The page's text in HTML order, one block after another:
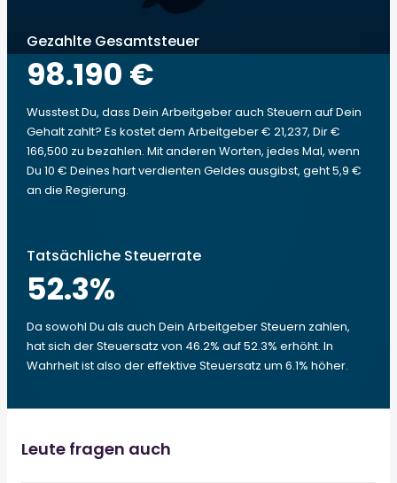
Gezahlte Gesamtsteuer
98.190 €
Wusstest Du, dass Dein Arbeitgeber auch Steuern auf Dein
Gehalt zahlt? Es kostet dem Arbeitgeber € 21,237, Dir €
166,500 zu bezahlen. Mit anderen Worten, jedes Mal, wenn
Du 10 € Deines hart verdienten Geldes ausgibst, geht 5,9 €
an die Regierung.
Tatsächliche Steuerrate
52.3%
Da sowohl Du als auch Dein Arbeitgeber Steuern zahlen,
hat sich der Steuersatz von 46.2% auf 52.3% erhöht. In
Wahrheit ist also der effektive Steuersatz um 6.1% höher.
Leute fragen auch